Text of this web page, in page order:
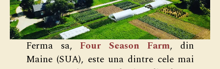
Ferma sa,Four Season Farm, din
Maine (SUA), este una dintre cele mai